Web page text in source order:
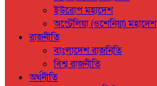
ইউরোপ মহাদেশ
অস্ট্রেলিয়া (ওশেনিয়া) মহাদেশ
রাজনীতি
বাংলাদেশ রাজনিতি
বিশ্ব রাজনীতি
অর্থনীতি